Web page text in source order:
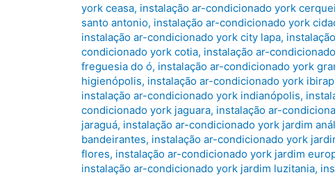
york ceasa, instalação ar-condicionado york
santo antonio, instalação ar-condicionado york
instalação ar-condicionado york city lapa,
condicionado york cotia, instalação ar-
freguesia do ó, instalação ar-condicionado york
higienópolis, instalação ar-condicionado york
instalação ar-condicionado york indianópolis,
condicionado york jaguara, instalação ar-
jaraguá, instalação ar-condicionado york jardim
bandeirantes, instalação ar-condicionado york
flores, instalação ar-condicionado york jardim
instalação ar-condicionado york jardim luzitania,